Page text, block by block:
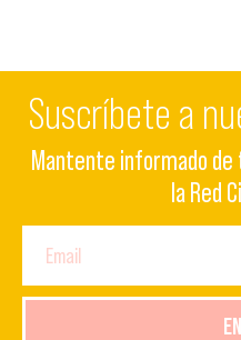
Suscríbete a
Mantente informado
la Red